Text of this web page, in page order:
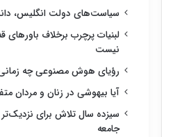
سیاست‌های دولت انگلیس،
لبنیات پرچرب برخلاف
نیست
رؤیای هوش مصنوعی چه
آیا بیهوشی در زنان و مردان
سیزده سال تلاش برای
جامعه